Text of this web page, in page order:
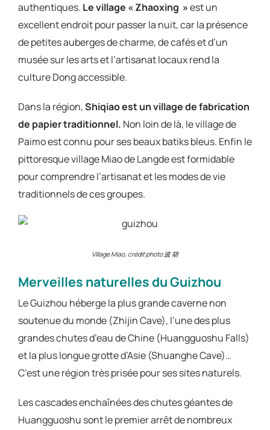
authentiques. Le village « Zhaoxing »est un
excellent endroit pour passer la nuit, car la présence
de petites auberges de charme, de cafés et d’un
musée sur les arts et l’artisanat locaux rend la
culture Dong accessible.
Dans la région,Shiqiao est un village de fabrication
de papier traditionnel. Non loin de là, le village de
Paimo est connu pour ses beaux batiks bleus. Enfin le
pittoresque village Miao de Langde est formidable
pour comprendre l’artisanat et les modes de vie
traditionnels de ces groupes.
Village Miao, crédit photo波 胡
Merveilles naturelles du Guizhou
Le Guizhou héberge la plus grande caverne non
soutenue du monde (Zhijin Cave), l’une des plus
grandes chutes d’eau de Chine (Huangguoshu Falls)
et la plus longue grotte d’Asie (Shuanghe Cave)…
C’est une région très prisée pour ses sites naturels.
Les cascades enchaînées des chutes géantes de
Huangguoshu sont le premier arrêt de nombreux